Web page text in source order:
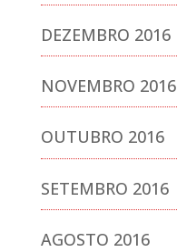
DEZEMBRO 2016
NOVEMBRO 2016
OUTUBRO 2016
SETEMBRO 2016
AGOSTO 2016